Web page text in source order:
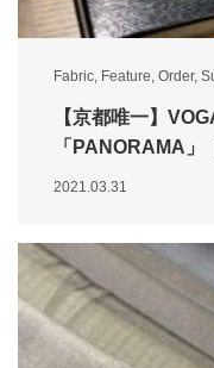
Fabric Feature Order,
【京都唯一】
「PANORAMA」
2021.03.31